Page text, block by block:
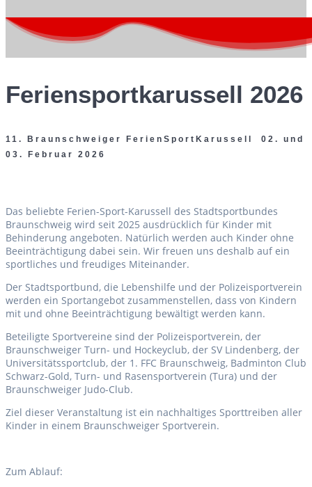
Feriensportkarussell 2026
11. Braunschweiger FerienSportKarussell 02. und
03. Februar 2026
Das beliebte Ferien-Sport-Karussell des Stadtsportbundes
Braunschweig wird seit 2025 ausdrücklich für Kinder mit
Behinderung angeboten. Natürlich werden auch Kinder ohne
Beeinträchtigung dabei sein. Wir freuen uns deshalb auf ein
sportliches und freudiges Miteinander.
Der Stadtsportbund, die Lebenshilfe und der Polizeisportverein
werden ein Sportangebot zusammenstellen, dass von Kindern
mit und ohne Beeinträchtigung bewältigt werden kann.
Beteiligte Sportvereine sind der Polizeisportverein, der
Braunschweiger Turn- und Hockeyclub, der SV Lindenberg, der
Universitätssportclub, der 1. FFC Braunschweig, Badminton Club
Schwarz-Gold, Turn- und Rasensportverein (Tura) und der
Braunschweiger Judo-Club.
Ziel dieser Veranstaltung ist ein nachhaltiges Sporttreiben aller
Kinder in einem Braunschweiger Sportverein.
Zum Ablauf: